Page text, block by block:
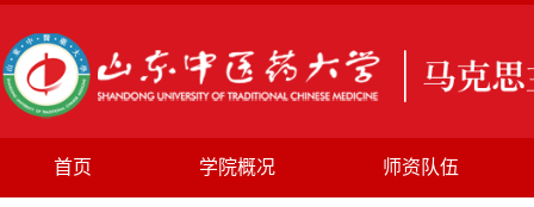
首页 学院概况 师资队伍